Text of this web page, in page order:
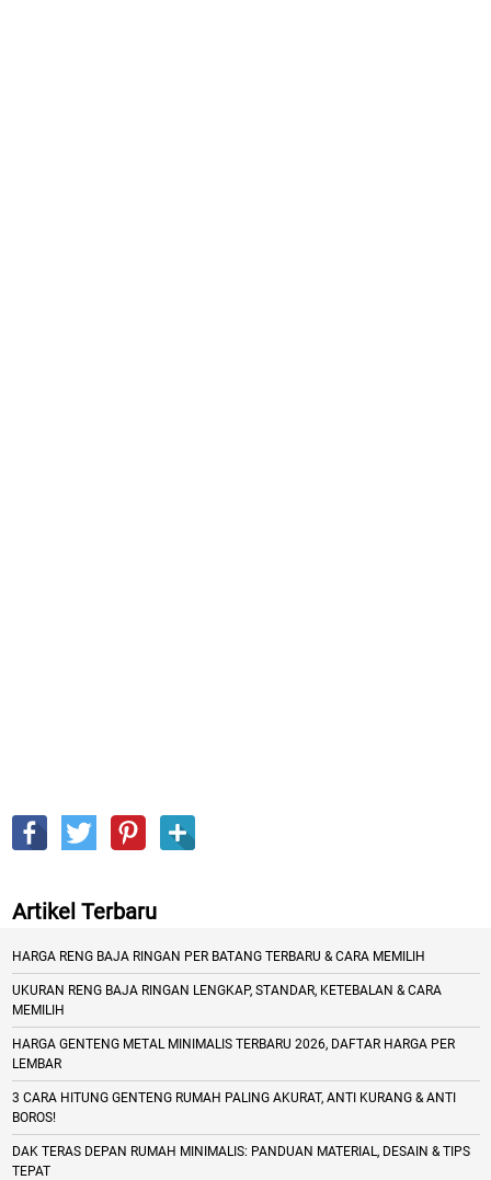
Artikel Terbaru
HARGA RENG BAJA RINGAN PER BATANG TERBARU & CARA MEMILIH
UKURAN RENG BAJA RINGAN LENGKAP, STANDAR, KETEBALAN & CARA
MEMILIH
HARGA GENTENG METAL MINIMALIS TERBARU 2026, DAFTAR HARGA PER
LEMBAR
3 CARA HITUNG GENTENG RUMAH PALING AKURAT, ANTI KURANG & ANTI
BOROS!
DAK TERAS DEPAN RUMAH MINIMALIS: PANDUAN MATERIAL, DESAIN & TIPS
TEPAT